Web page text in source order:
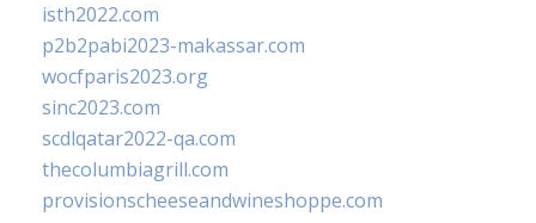
isth2022.com
p2b2pabi2023-makassar.com
wocfparis2023.org
sinc2023.com
scdlqatar2022-qa.com
thecolumbiagrill.com
provisionscheeseandwineshoppe.com